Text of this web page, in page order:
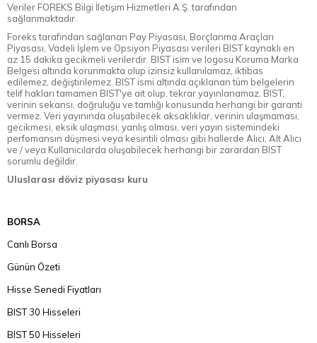
Veriler FOREKS Bilgi İletişim Hizmetleri A.Ş. tarafından
sağlanmaktadır.
Foreks tarafından sağlanan Pay Piyasası, Borçlanma Araçları
Piyasası, Vadeli İşlem ve Opsiyon Piyasası verileri BIST kaynaklı en
az 15 dakika gecikmeli verilerdir. BIST isim ve logosu Koruma Marka
Belgesi altında korunmakta olup izinsiz kullanılamaz, iktibas
edilemez, değiştirilemez. BIST ismi altında açıklanan tüm belgelerin
telif hakları tamamen BIST'ye ait olup, tekrar yayınlanamaz. BIST,
verinin sekansı, doğruluğu ve tamlığı konusunda herhangi bir garanti
vermez. Veri yayınında oluşabilecek aksaklıklar, verinin ulaşmaması,
gecikmesi, eksik ulaşması, yanlış olması, veri yayın sistemindeki
perfomansın düşmesi veya kesintili olması gibi hallerde Alıcı, Alt Alıcı
ve / veya Kullanıcılarda oluşabilecek herhangi bir zarardan BIST
sorumlu değildir.
Uluslarası döviz piyasası kuru
BORSA
Canlı Borsa
Günün Özeti
Hisse Senedi Fiyatları
BIST 30 Hisseleri
BIST 50 Hisseleri